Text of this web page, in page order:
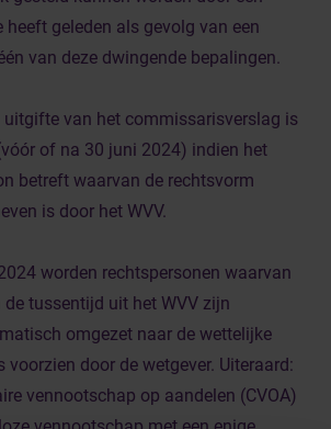
heeft geleden als gevolg van een
van deze dwingende bepalingen.
uitgifte van het commissarisverslag is
of na 30 juni 2024) indien het
betreft waarvan de rechtsvorm
is door het WVV.
worden rechtspersonen waarvan
tussentijd uit het WVV zijn
omgezet naar de wettelijke
voorzien door de wetgever. Uiteraard:
vennootschap op aandelen (CVOA)